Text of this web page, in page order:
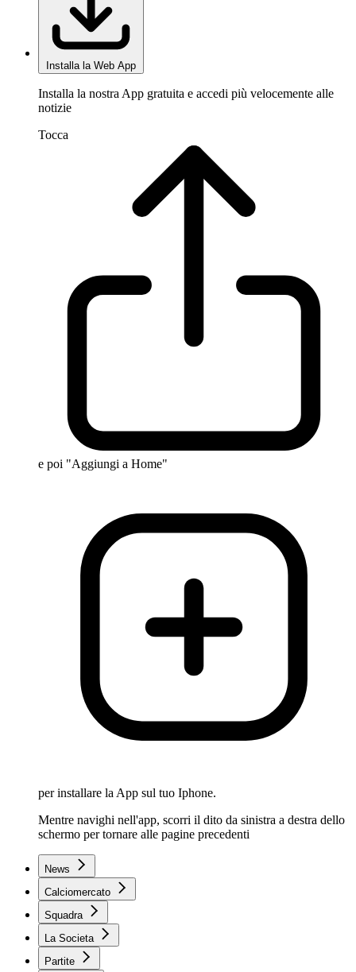
Installa la Web App
Installa la nostra App gratuita e accedi più velocemente alle
notizie
Tocca
e poi "Aggiungi a Home"
per installare la App sul tuo Iphone.
Mentre navighi nell'app, scorri il dito da sinistra a destra dello
schermo per tornare alle pagine precedenti
News
Calciomercato
Squadra
La Societa
Partite